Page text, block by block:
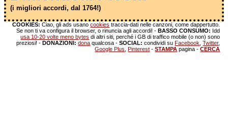
(i migliori accordi, dal 1764!)
COOKIES: Ciao, gli ads usanocookies traccia-dati nelle canzoni, come dappertutto.
Se non ti va configura il browser, o rinuncia agli accordi! -BASSO CONSUMO: Idd
usa 10-20 volte meno bytes di altri siti, perché i GB di traffico mobile (o non) sono
preziosi! -DONAZIONI: dona qualcosa -SOCIAL: condividi suFacebook ,Twitter,
Google Plus ,Pinterest -STAMPA pagina -CERCA